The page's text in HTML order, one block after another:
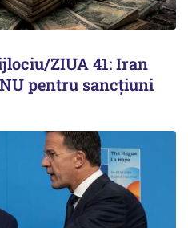
ZIUA 41: Iran
pentru sancțiuni